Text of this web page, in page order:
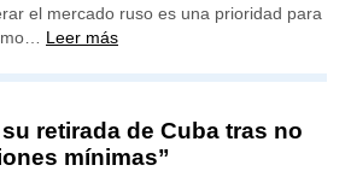
el mercado ruso es una prioridad para
Leer más
retirada de Cuba tras no
mínimas”